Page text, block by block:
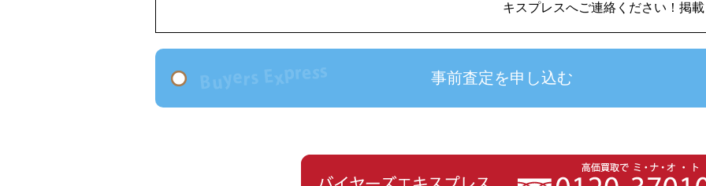
キスプレスへご連絡ください！掲
事前査定を申し込む